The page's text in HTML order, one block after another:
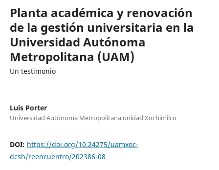
Planta académica y renovación
de la gestión universitaria en la
Universidad Autónoma
Metropolitana (UAM)
Un testimonio
Luis Porter
Universidad Autónoma Metropolitana unidad Xochimilco
DOI: https://doi.org/10.24275/uamxoc-
dcsh/reencuentro/202386-08